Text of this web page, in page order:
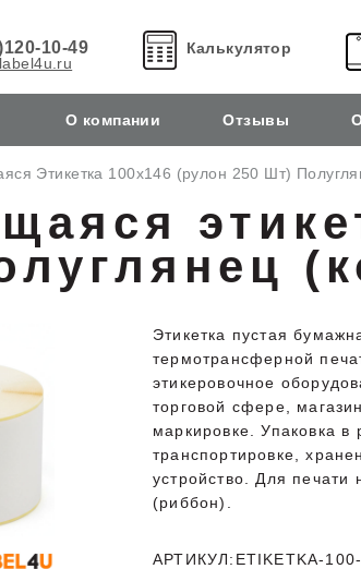
10-49 Калькулятор
О компании Отзывы
Этикетка 100x146 (рулон 250 Шт)
Этикетка пустая
термотрансферной
этикеровочное
торговой сфере,
маркировке. Упаковка в
транспортировке,
устройство. Для
(риббон).
АРТИКУЛ:ETIKETKA-